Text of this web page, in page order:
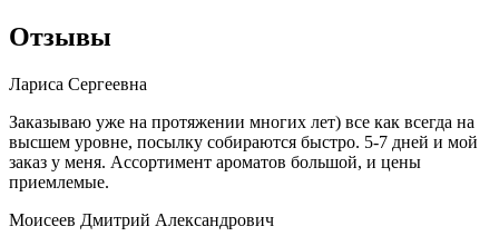
Отзывы
Лариса Сергеевна
Заказываю уже на протяжении многих лет) все как всегда на
высшем уровне, посылку собираются быстро. 5-7 дней и мой
заказ у меня. Ассортимент ароматов большой, и цены
приемлемые.
Моисеев Дмитрий Александрович